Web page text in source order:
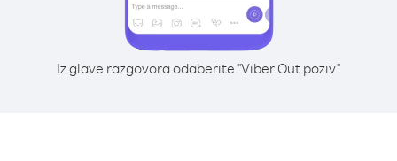
Iz glave razgovora odaberite "Viber Out poziv"